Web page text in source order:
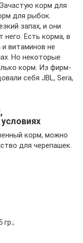
корм для
для рыбок.
запах, и они
Есть корма, в
витаминов не
Но некоторые
корм. Из фирм-
себя JBL, Sera,
корм, можно
для черепашек.
гр.;